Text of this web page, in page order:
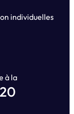
individuelles
à la